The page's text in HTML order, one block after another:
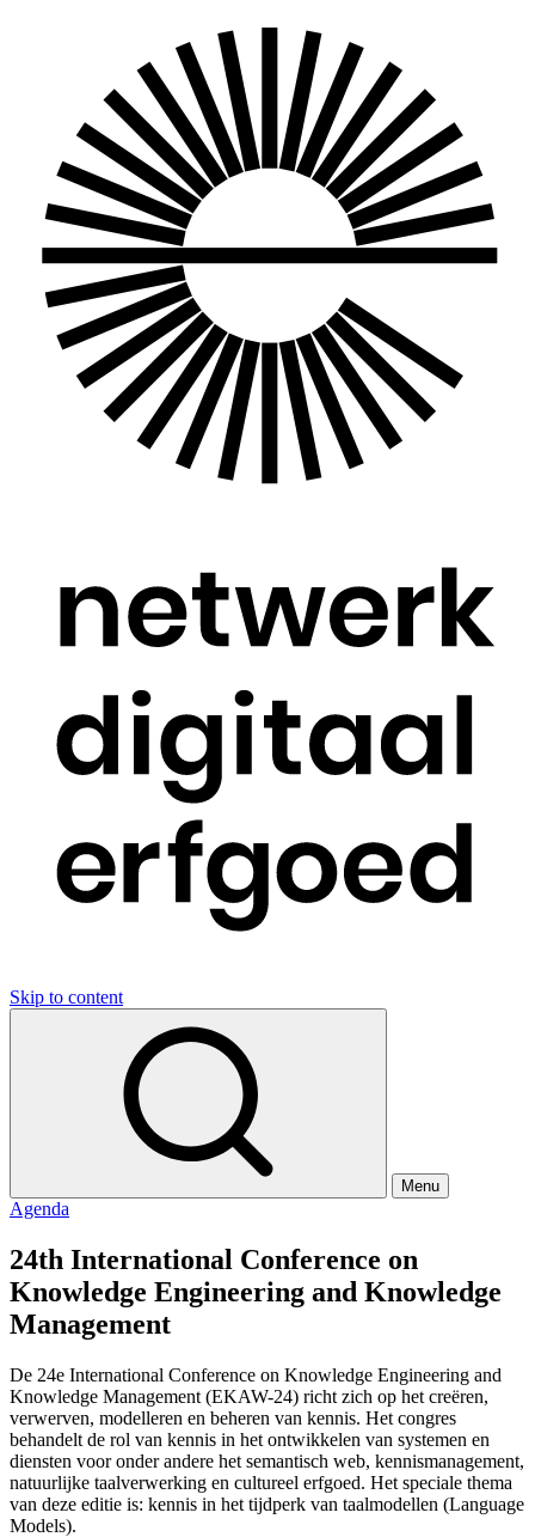
Skip to content
Menu
Agenda
24th International Conference on
Knowledge Engineering and Knowledge
Management
De 24e International Conference on Knowledge Engineering and
Knowledge Management (EKAW-24) richt zich op het creëren,
verwerven, modelleren en beheren van kennis. Het congres
behandelt de rol van kennis in het ontwikkelen van systemen en
diensten voor onder andere het semantisch web, kennismanagement,
natuurlijke taalverwerking en cultureel erfgoed. Het speciale thema
van deze editie is: kennis in het tijdperk van taalmodellen (Language
Models).